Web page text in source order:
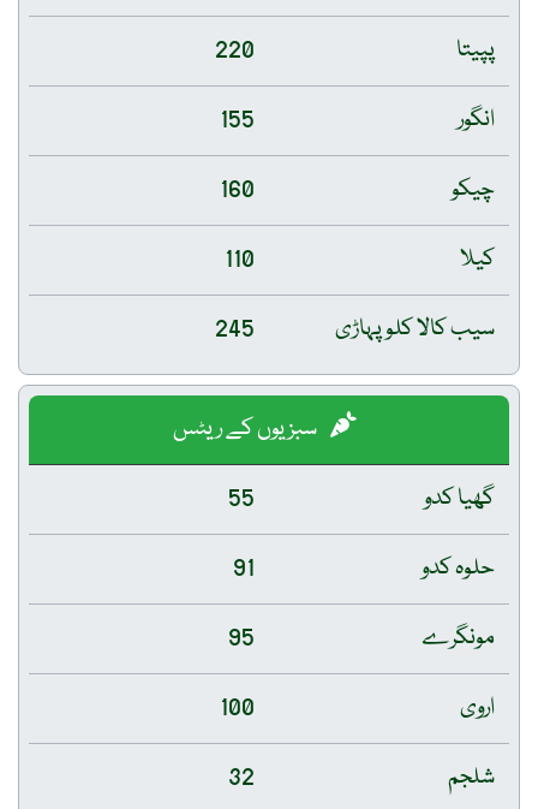
پپیتا
220
انگور
155
چیکو
160
کیلا
110
سیب کالا کلو پہاڑی
245
سبزیوں کے ریٹس
گھیا کدو
55
حلوہ کدو
91
مونگرے
95
اروی
100
شلجم
32